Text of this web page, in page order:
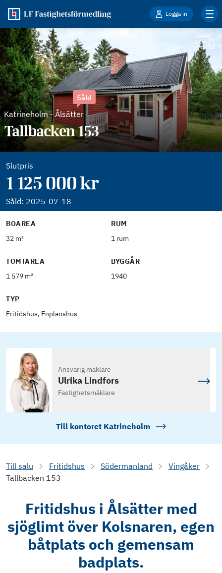
Logga in
Katrineholm-Ålsätter
Såld
Tallbacken 153
Slutpris
1 125 000 kr
Såld: 2025-07-18
BOAREA
32 m²
RUM
1 rum
TOMTAREA
1 579 m²
BYGGÅR
1940
TYP
Fritidshus, Enplanshus
Ansvarig mäklare
Ulrika Lindfors
Fastighetsmäklare
Till kontoret Katrineholm
Till salu Fritidshus Södermanland
Vingåker
Tallbacken 153
Fritidshus i Ålsätter med
sjöglimt över Kolsnaren, egen
båtplats och gemensam
badplats.